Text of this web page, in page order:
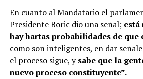
En cuanto al Mandatario el
Presidente Boric dio una señal; está
hay hartas probabilidades de que
como son inteligentes, en dar
el proceso sigue, ysabe que la
nuevo proceso constituyente”.